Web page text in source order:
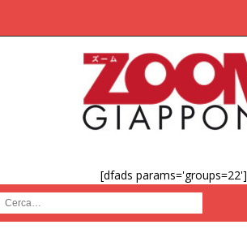
[dfads params='groups=22']
Cerca :